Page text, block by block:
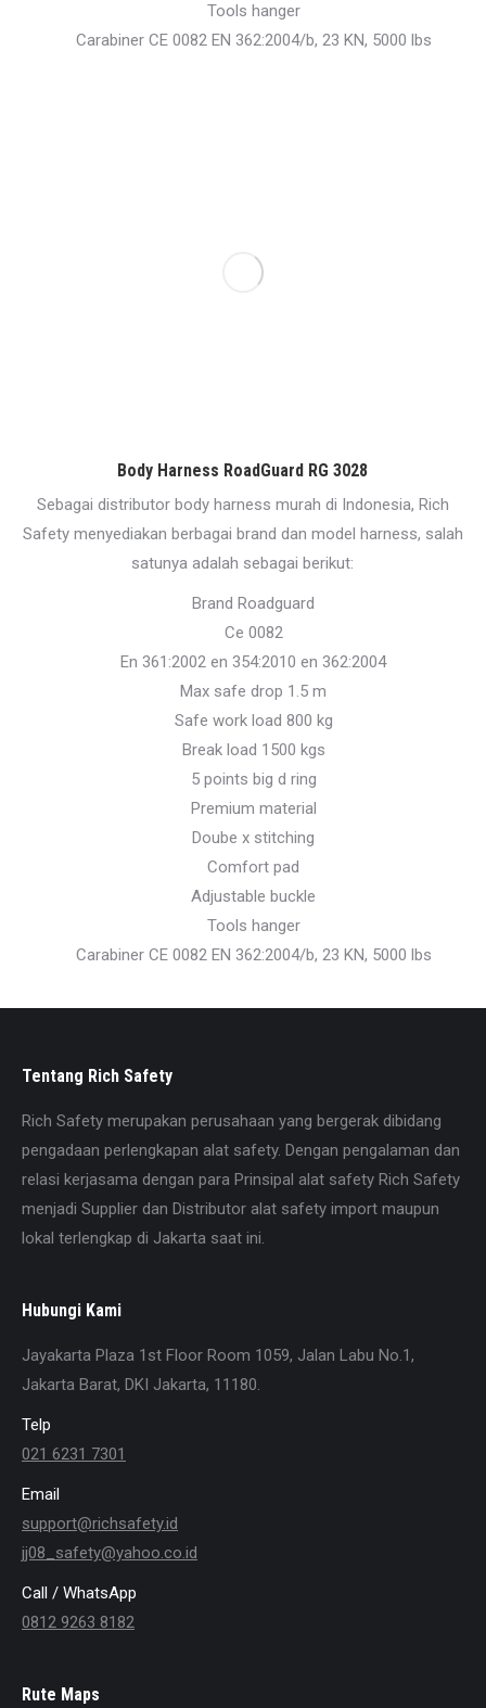
Tools hanger
Carabiner CE 0082 EN 362:2004/b, 23 KN, 5000 lbs
Body Harness RoadGuard RG 3028
Sebagai distributor body harness murah di Indonesia, Rich
Safety menyediakan berbagai brand dan model harness, salah
satunya adalah sebagai berikut:
Brand Roadguard
Ce 0082
En 361:2002 en 354:2010 en 362:2004
Max safe drop 1.5 m
Safe work load 800 kg
Break load 1500 kgs
5 points big d ring
Premium material
Doube x stitching
Comfort pad
Adjustable buckle
Tools hanger
Carabiner CE 0082 EN 362:2004/b, 23 KN, 5000 lbs
Tentang Rich Safety
Rich Safety merupakan perusahaan yang bergerak dibidang
pengadaan perlengkapan alat safety. Dengan pengalaman dan
relasi kerjasama dengan para Prinsipal alat safety Rich Safety
menjadi Supplier dan Distributor alat safety import maupun
lokal terlengkap di Jakarta saat ini.
Hubungi Kami
Jayakarta Plaza 1st Floor Room 1059, Jalan Labu No.1,
Jakarta Barat, DKI Jakarta, 11180.
Telp
021 6231 7301
Email
support@richsafety.id
jj08_safety@yahoo.co.id
Call / WhatsApp
0812 9263 8182
Rute Maps